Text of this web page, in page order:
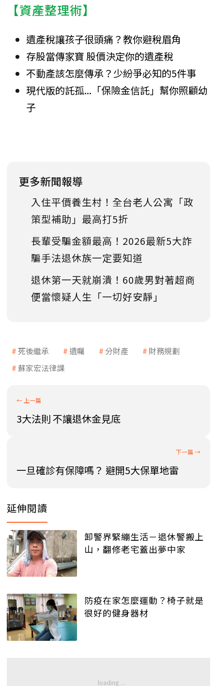
【資產整理術】
遺產稅讓孩子很頭痛？教你避稅眉角
存股當傳家寶 股價決定你的遺產稅
不動產該怎麼傳承？少紛爭必知的5件事
現代版的託孤...「保險金信託」幫你照顧幼
子
更多新聞報導
入住平價養生村！全台老人公寓「政
策型補助」最高打5折
長輩受騙金額最高！2026最新5大詐
騙手法退休族一定要知道
退休第一天就崩潰！60歲男對著超商
便當懷疑人生「一切好安靜」
死後繼承 遺囑 分財產
財務規劃
蘇家宏法律課
3大法則 不讓退休金見底
一旦確診有保障嗎？ 避開5大保單地雷
延伸閱讀
卸警界緊繃生活－退休警搬上
山，翻修老宅蓋出夢中家
防疫在家怎麼運動？椅子就是
很好的健身器材